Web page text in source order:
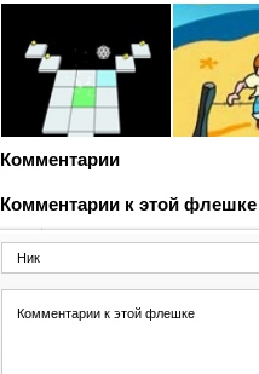
Комментарии
Комментарии к этой флешке